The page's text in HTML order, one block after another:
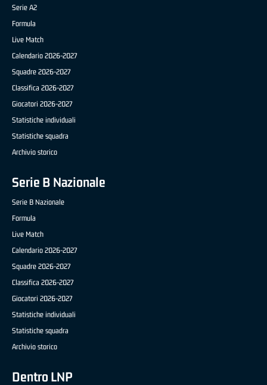
Serie A2
Formula
Live Match
Calendario 2026-2027
Squadre 2026-2027
Classifica 2026-2027
Giocatori 2026-2027
Statistiche individuali
Statistiche squadra
Archivio storico
Serie B Nazionale
Serie B Nazionale
Formula
Live Match
Calendario 2026-2027
Squadre 2026-2027
Classifica 2026-2027
Giocatori 2026-2027
Statistiche individuali
Statistiche squadra
Archivio storico
Dentro LNP